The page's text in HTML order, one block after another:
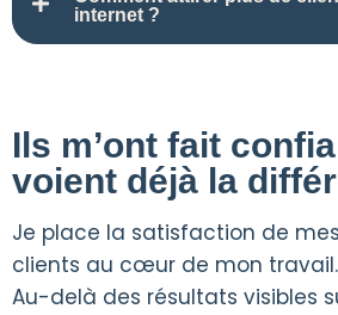
internet ?
Ils m’ont fait
voient déjà la
Je place la satisfaction de
clients au cœur de mon travail.
Au-delà des résultats visibles